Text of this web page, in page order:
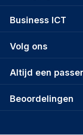
Volg ons
Altijd een
Business ICT
Beoordelingen